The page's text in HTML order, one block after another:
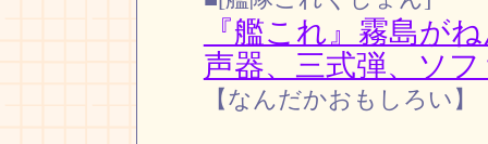
『艦これ』霧島が
声器、三式弾、ソ
【なんだかおもしろい】